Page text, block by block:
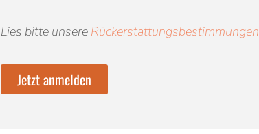
Lies bitte unsere Rückerstattungsbestimmungen
Jetzt anmelden